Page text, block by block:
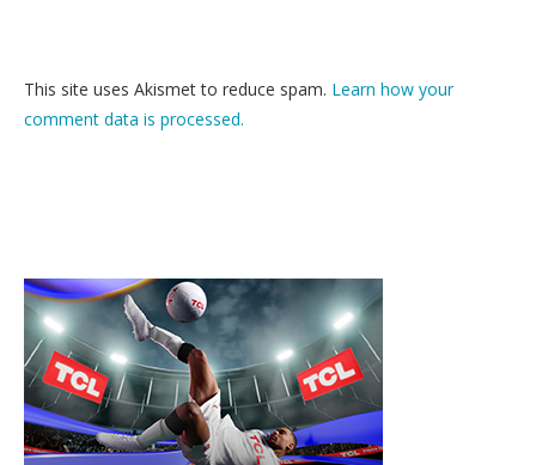
This site uses Akismet to reduce spam. Learn how your
comment data is processed.